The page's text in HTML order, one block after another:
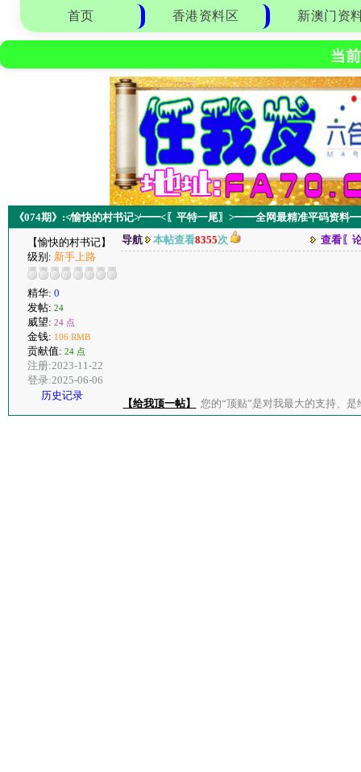
首页 香港资料区 新澳门资
当
《074期》:≮愉快的村书记≯━━<〖平特一尾〗>━━全网最精准平码资料
【愉快的村书记】
级别: 新手上路
精华: 0
发帖: 24
威望: 24 点
金钱: 106 RMB
贡献值: 24 点
注册:2023-11-22
登录:2025-06-06
历史记录
导航 本帖查看8355次 查看〖
【给我顶一帖】 您的“顶贴”是对我最大的支持、